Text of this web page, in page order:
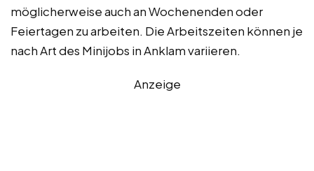
möglicherweise auch an Wochenenden oder
Feiertagen zu arbeiten. Die Arbeitszeiten können je
nach Art des Minijobs in Anklam variieren.
Anzeige